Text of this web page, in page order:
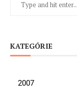
KATEGÓRIE
2007